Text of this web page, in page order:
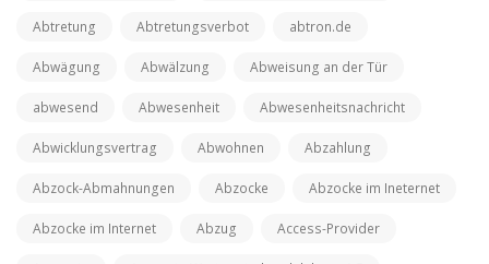
Abtretung Abtretungsverbot abtron.de
Abwägung Abwälzung Abweisung an der Tür
abwesend Abwesenheit Abwesenheitsnachricht
Abwicklungsvertrag Abwohnen Abzahlung
Abzock-Abmahnungen Abzocke Abzocke im Ineternet
Abzocke im Internet Abzug Access-Provider